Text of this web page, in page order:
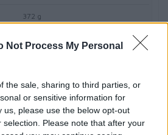
Not Process My Personal
the sale, sharing to third parties, or
or sensitive information for
us, please use the below opt-out
Please note that after your
372 g
eksploatacyjny
eksploatacyjnego:
Toner